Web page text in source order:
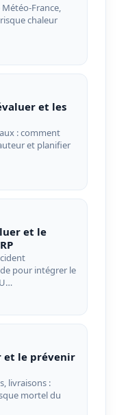
France,
chaleur
et les
: comment
et planifier
et le
pour intégrer le
et le prévenir
livraisons :
mortel du